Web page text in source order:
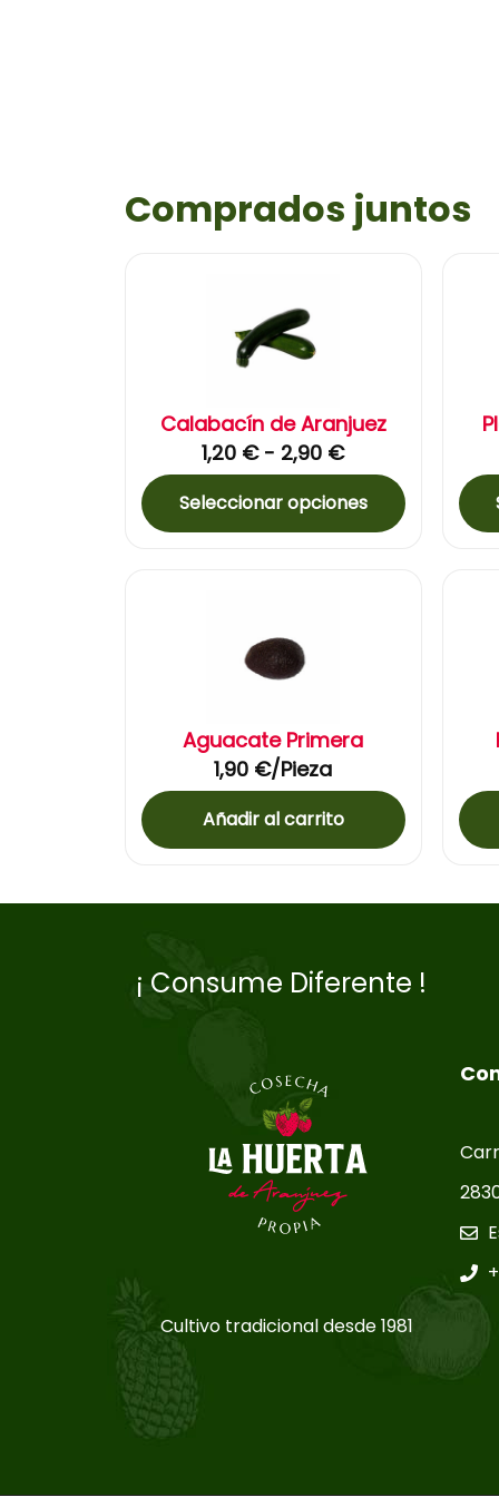
Comprados juntos
Calabacín de Aranjuez
1,20 € - 2,90 €
Seleccionar opciones
Aguacate Primera
1,90 €/Pieza
Añadir al carrito
¡ Consume Diferente !
Cultivo tradicional desde 1981